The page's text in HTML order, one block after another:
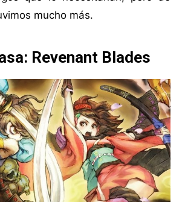
mucho más.
Revenant Blades